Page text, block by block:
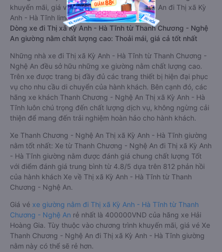
khuyến mãi, giá vé Xe Thanh Chương - Nghệ An đi Thị xã Kỳ
Anh - Hà Tĩnh limousine này có thể sẽ rẻ hơn
Dòng xe đi Thị xã Kỳ Anh - Hà Tĩnh từ Thanh Chương - Nghệ
An giường nằm chất lượng cao: Thoải mái, giá cả tốt nhất
Những nhà xe đi Thị xã Kỳ Anh - Hà Tĩnh từ Thanh Chương -
Nghệ An đều sở hữu những xe giường nằm chất lượng cao.
Trên xe được trang bị đầy đủ các trang thiết bị hiện đại phục
vụ cho nhu cầu di chuyển của hành khách. Bên cạnh đó, các
hãng xe khách Thanh Chương - Nghệ An Thị xã Kỳ Anh - Hà
Tĩnh luôn chú trọng đến chất lượng dịch vụ, không ngừng cải
thiện để mang đến trải nghiệm hoàn hảo cho hành khách.
Xe Thanh Chương - Nghệ An Thị xã Kỳ Anh - Hà Tĩnh giường
nằm tốt nhất: Xe từ Thanh Chương - Nghệ An đi Thị xã Kỳ Anh
- Hà Tĩnh giường nằm được đánh giá chung chất lượng Tốt
với điểm đánh giá trung bình từ 4.8/5 dựa trên 812 phản hồi
của hành khách Xe về Thị xã Kỳ Anh - Hà Tĩnh từ Thanh
Chương - Nghệ An.
Giá vé xe giường nằm đi Thị xã Kỳ Anh - Hà Tĩnh từ Thanh
Chương - Nghệ An rẻ nhất là 400000VND của hãng xe Hải
Hoàng Gia. Tùy thuộc vào chương trình khuyến mãi, giá vé Xe
Thanh Chương - Nghệ An đi Thị xã Kỳ Anh - Hà Tĩnh giường
nằm này có thể sẽ rẻ hơn.